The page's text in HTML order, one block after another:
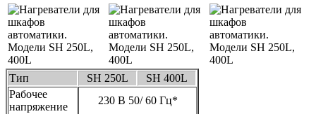
Тип SH 250L
SH 400L
Рабочее
напряжение
230 В 50/ 60 Гц*